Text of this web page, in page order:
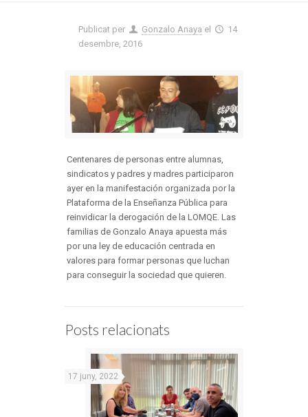
Publicat per Gonzalo Anaya el
14
desembre, 2016
Centenares de personas entre alumnas,
sindicatos y padres y madres participaron
ayer en la manifestación organizada por la
Plataforma de la Enseñanza Pública para
reinvidicar la derogación de la LOMQE. Las
familias de Gonzalo Anaya apuesta más
por una ley de educación centrada en
valores para formar personas que luchan
para conseguir la sociedad que quieren.
Posts relacionats
17 juny, 2022